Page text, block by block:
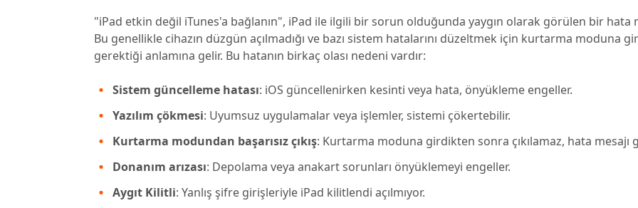
"iPad etkin değil iTunes'a bağlanın", iPad ile ilgili bir sorun olduğunda yaygın olarak görülen bir hata
Bu genellikle cihazın düzgün açılmadığı ve bazı sistem hatalarını düzeltmek için kurtarma moduna
gerektiği anlamına gelir. Bu hatanın birkaç olası nedeni vardır:
Sistem güncelleme hatası: iOS güncellenirken kesinti veya hata, önyükleme engeller.
Yazılım çökmesi: Uyumsuz uygulamalar veya işlemler, sistemi çökertebilir.
Kurtarma modundan başarısız çıkış: Kurtarma moduna girdikten sonra çıkılamaz, hata mesajı
Donanım arızası: Depolama veya anakart sorunları önyüklemeyi engeller.
Aygıt Kilitli: Yanlış şifre girişleriyle iPad kilitlendi açılmıyor.